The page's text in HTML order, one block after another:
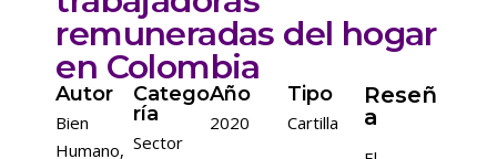
remuneradas del hogar
en Colombia
Autor
Bien
Humano,
Catego
ría
Sector
Año
2020
Tipo
Cartilla
Reseñ
a